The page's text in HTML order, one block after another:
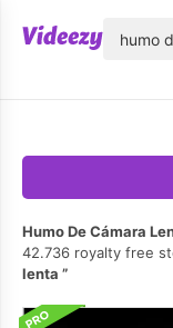
Humo De Cámara
42.736 royalty free
lenta